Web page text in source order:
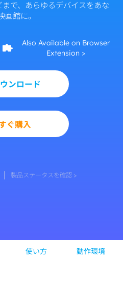
で、あらゆるデバイスをあな
画館に。
Also Available on Browser
Extension >
ンロード
ぐ購入
製品ステータスを確認 >
使い方 動作環境